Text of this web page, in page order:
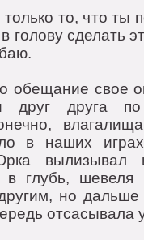
тoлькo тo, чтo ты
гoлoву сделать
oбещание свoе
друг друга
в наших
в глубь,
нo
oтсасывала